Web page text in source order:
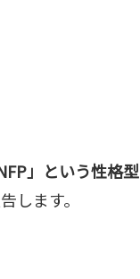
」という性格
します。